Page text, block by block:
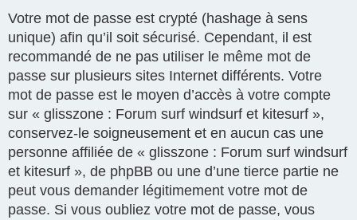
Votre mot de passe est crypté (hashage à sens
unique) afin qu’il soit sécurisé. Cependant, il est
recommandé de ne pas utiliser le même mot de
passe sur plusieurs sites Internet différents. Votre
mot de passe est le moyen d’accès à votre compte
sur « glisszone : Forum surf windsurf et kitesurf »,
conservez-le soigneusement et en aucun cas une
personne affiliée de « glisszone : Forum surf windsurf
et kitesurf », de phpBB ou une d’une tierce partie ne
peut vous demander légitimement votre mot de
passe. Si vous oubliez votre mot de passe, vous